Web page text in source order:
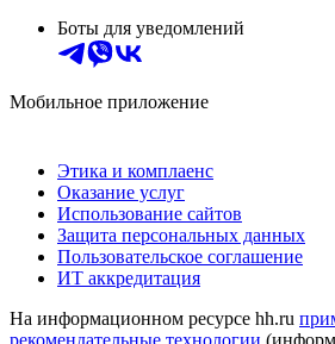
Боты для уведомлений
Мобильное приложение
Этика и комплаенс
Оказание услуг
Использование сайтов
Защита персональных данных
Пользовательское соглашение
ИТ аккредитация
На информационном ресурсе hh.ru
рекомендательные технологии